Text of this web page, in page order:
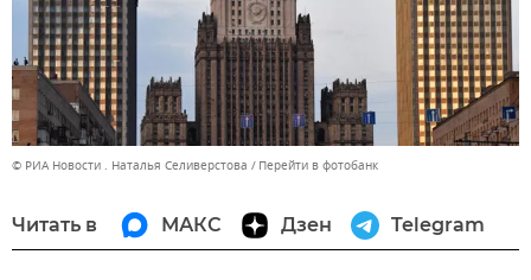
© РИА Новости . Наталья Селиверстова Перейти в фотобанк
Читать в МАКС Дзен Telegram